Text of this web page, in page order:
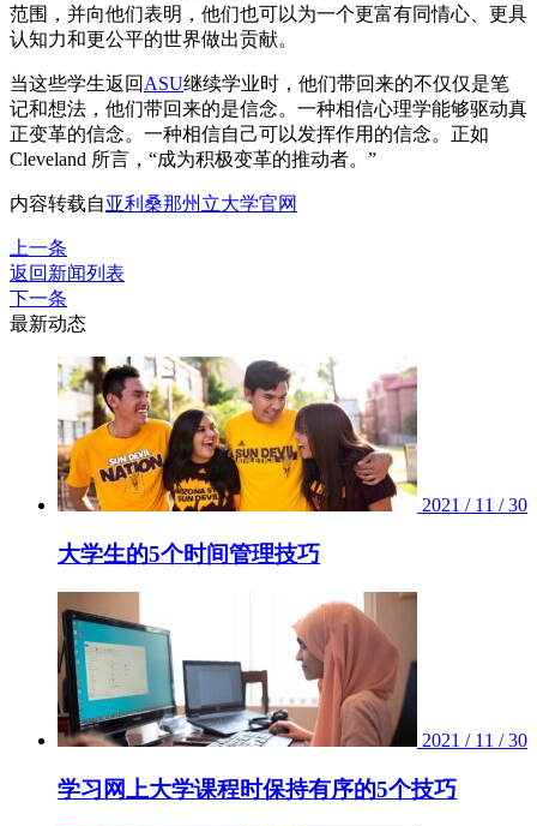
范围，并向他们表明，他们也可以为一个更富有同情心、更具
认知力和更公平的世界做出贡献。
当这些学生返回 ASU继续学业时，他们带回来的不仅仅是笔
记和想法，他们带回来的是信念。一种相信心理学能够驱动真
正变革的信念。一种相信自己可以发挥作用的信念。正如
Cleveland 所言，“成为积极变革的推动者。”
内容转载自亚利桑那州立大学官网
上一条
返回新闻列表
下一条
最新动态
2021 / 11 / 30
大学生的5个时间管理技巧
2021 / 11 / 30
学习网上大学课程时保持有序的5个技巧